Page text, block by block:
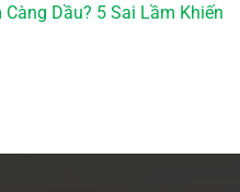
Dầu? 5 Sai Lầm Khiến